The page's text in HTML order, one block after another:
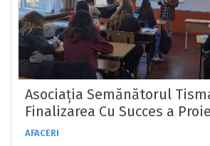
Asociația Semănătorul
Finalizarea Cu Succes a
Incubatorul de Afaceri
AFACERI